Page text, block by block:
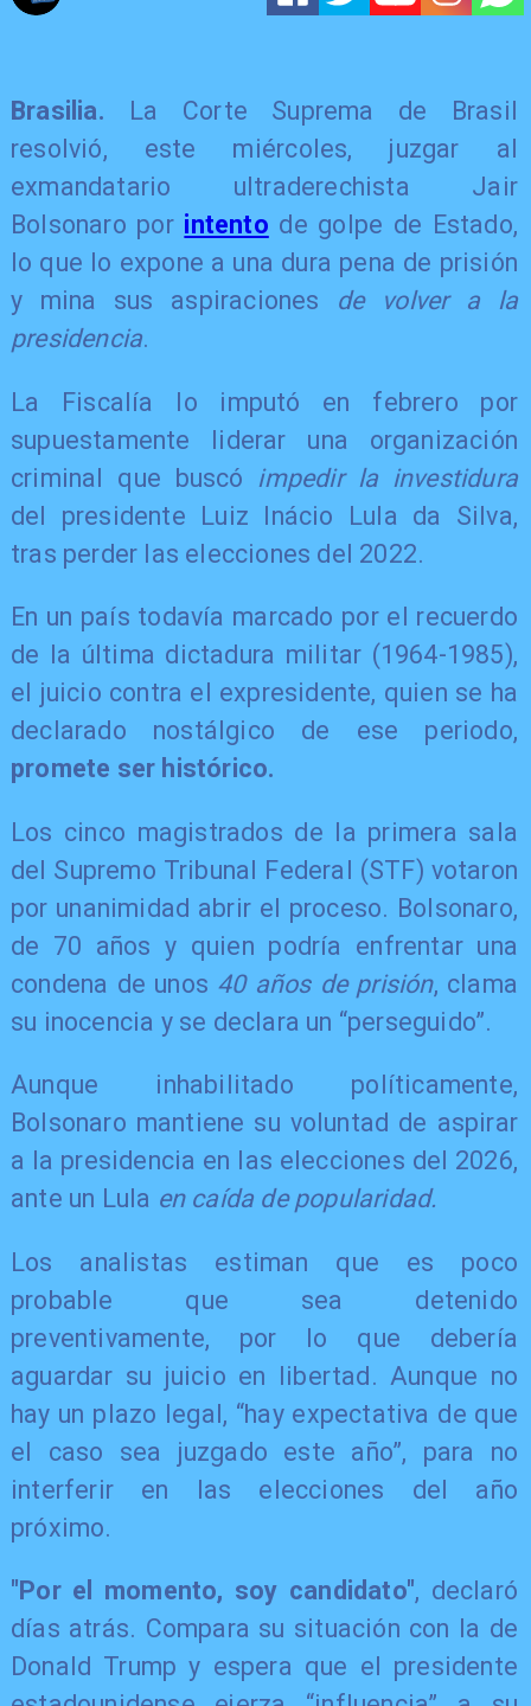
Brasilia. La Corte Suprema de Brasil
resolvió, este miércoles, juzgar al
exmandatario ultraderechista Jair
Bolsonaro por intento de golpe de Estado,
lo que lo expone a una dura pena de prisión
y mina sus aspiraciones de volver a la
presidencia.
La Fiscalía lo imputó en febrero por
supuestamente liderar una organización
criminal que buscó impedir la investidura
del presidente Luiz Inácio Lula da Silva,
tras perder las elecciones del 2022.
En un país todavía marcado por el recuerdo
de la última dictadura militar (1964-1985),
el juicio contra el expresidente, quien se ha
declarado nostálgico de ese periodo,
promete ser histórico.
Los cinco magistrados de la primera sala
del Supremo Tribunal Federal (STF) votaron
por unanimidad abrir el proceso. Bolsonaro,
de 70 años y quien podría enfrentar una
condena de unos 40 años de prisión, clama
su inocencia y se declara un “perseguido”.
Aunque inhabilitado políticamente,
Bolsonaro mantiene su voluntad de aspirar
a la presidencia en las elecciones del 2026,
ante un Lula en caída de popularidad.
Los analistas estiman que es poco
probable que sea detenido
preventivamente, por lo que debería
aguardar su juicio en libertad. Aunque no
hay un plazo legal, “hay expectativa de que
el caso sea juzgado este año”, para no
interferir en las elecciones del año
próximo.
"Por el momento, soy candidato", declaró
días atrás. Compara su situación con la de
Donald Trump y espera que el presidente